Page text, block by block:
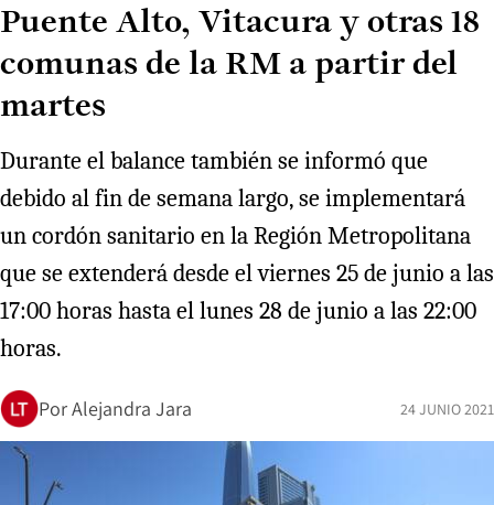
Puente Alto, Vitacura y otras 18
comunas de la RM a partir del
martes
Durante el balance también se informó que
debido al fin de semana largo, se implementará
un cordón sanitario en la Región Metropolitana
que se extenderá desde el viernes 25 de junio a las
17:00 horas hasta el lunes 28 de junio a las 22:00
horas.
PorAlejandra Jara 24 JUNIO 2021